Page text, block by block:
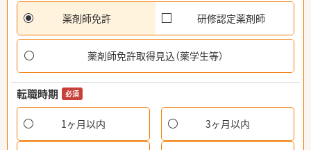
薬剤師免許 研修認定薬剤師
薬剤師免許取得見込（薬学生等）
転職時期 必須
1ヶ月以内 3ヶ月以内